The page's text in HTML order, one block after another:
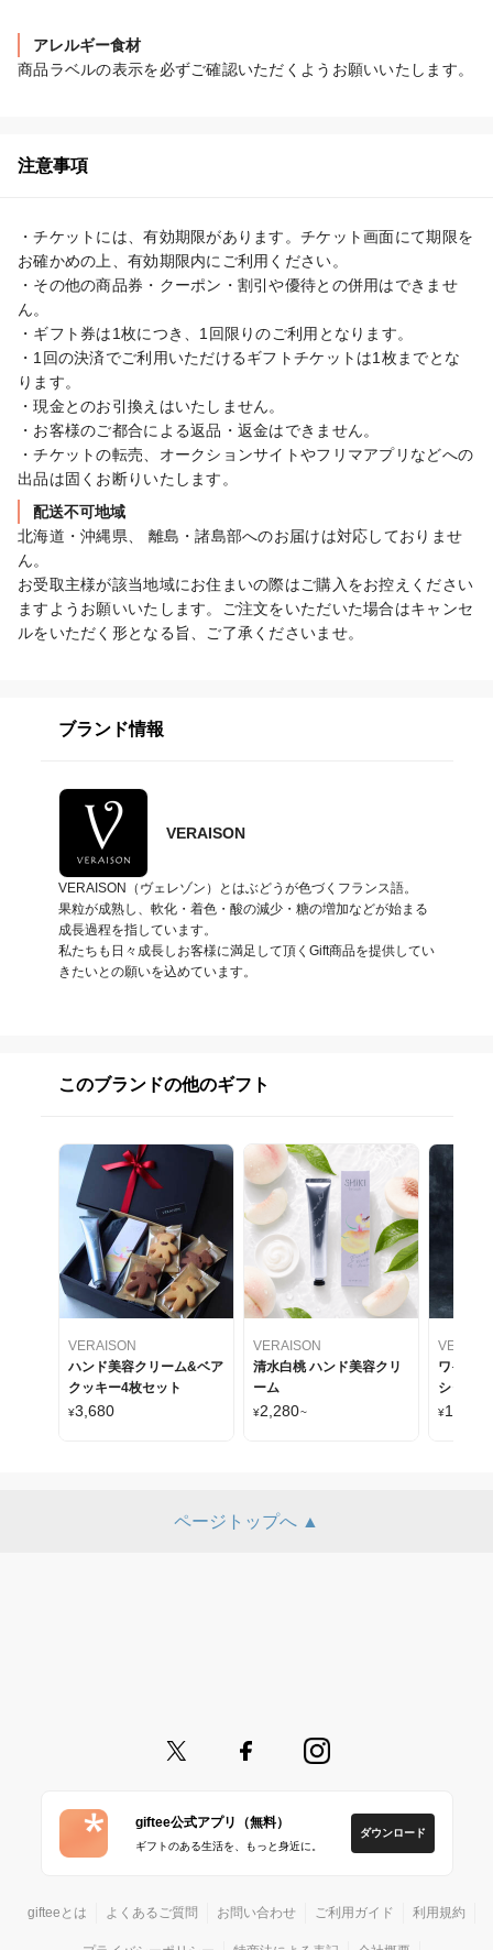
アレルギー食材
商品ラベルの表示を必ずご確認いただくようお願いいたします。
注意事項
・チケットには、有効期限があります。チケット画面にて期限を
お確かめの上、有効期限内にご利用ください。
・その他の商品券・クーポン・割引や優待との併用はできませ
ん。
・ギフト券は1枚につき、1回限りのご利用となります。
・1回の決済でご利用いただけるギフトチケットは1枚までとな
ります。
・現金とのお引換えはいたしません。
・お客様のご都合による返品・返金はできません。
・チケットの転売、オークションサイトやフリマアプリなどへの
出品は固くお断りいたします。
配送不可地域
北海道・沖縄県、 離島・諸島部へのお届けは対応しておりませ
ん。
お受取主様が該当地域にお住まいの際はご購入をお控えください
ますようお願いいたします。ご注文をいただいた場合はキャンセ
ルをいただく形となる旨、ご了承くださいませ。
ブランド情報
VERAISON
VERAISON（ヴェレゾン）とはぶどうが色づくフランス語。
果粒が成熟し、軟化・着色・酸の減少・糖の増加などが始まる
成長過程を指しています。
私たちも日々成長しお客様に満足して頂くGift商品を提供してい
きたいとの願いを込めています。
このブランドの他のギフト
VERAISON
ハンド美容クリーム&ベア
クッキー4枚セット
¥3,680
VERAISON
清水白桃 ハンド美容クリ
ーム
¥2,280~
ワイン
シャン
イル漬
¥14,780
ページトップへ ▲
giftee公式アプリ（無料）
ギフトのある生活を、もっと身近に。
ダウンロード
gifteeとは よくあるご質問 お問い合わせ ご利用ガイド 利用規約